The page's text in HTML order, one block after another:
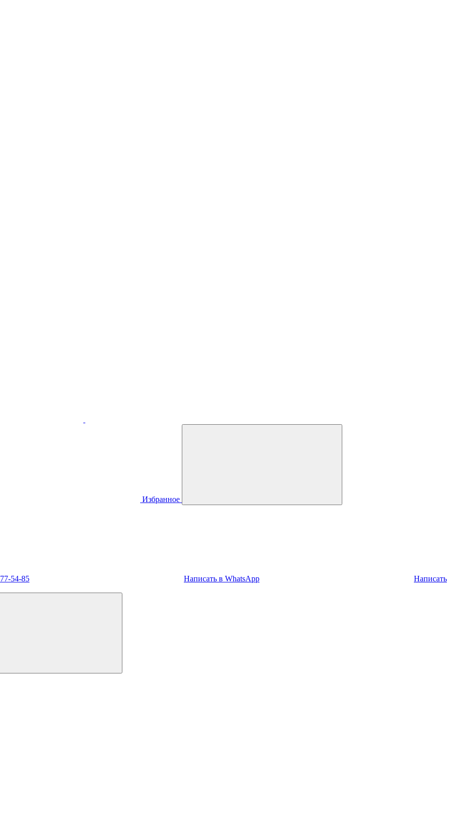
Избранное
54-85 Написать в WhatsApp Написать